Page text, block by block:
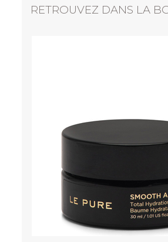
RETROUVEZ DANS LA